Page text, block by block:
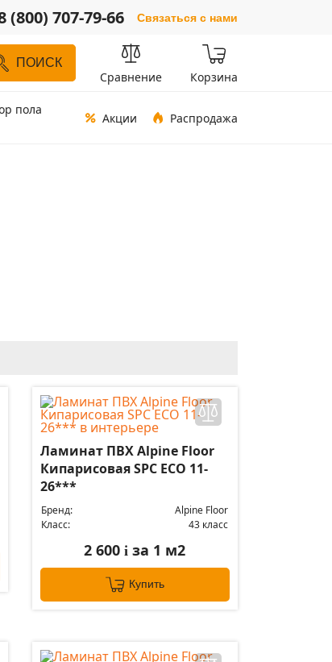
(800) 707-79-66 Связаться с нами
ПОИСК
Сравнение Корзина
пола
Акции Распродажа
Ламинат ПВХ Alpine Floor
Кипарисовая SPC ЕСО 11-
26***
Бренд:
Alpine Floor
Класс:
43 класс
2 600i за 1 м2
Купить